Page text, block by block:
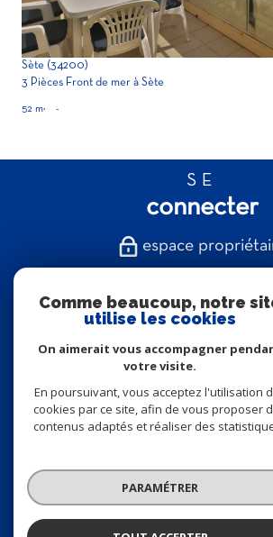
Sète (34200)
3 Pièces Front de mer à Sète
52 m² -
SE
connecter
espace
suivre
NOUS
adhérons
© 2026 | Tous droits réservés | Traduction
Comme beaucoup, notre
utilise les cookies
On aimerait vous accompagner
votre visite.
En poursuivant, vous acceptez l'utilisation
cookies par ce site, afin de vous proposer
contenus adaptés et réaliser des
PARAMÉTRER